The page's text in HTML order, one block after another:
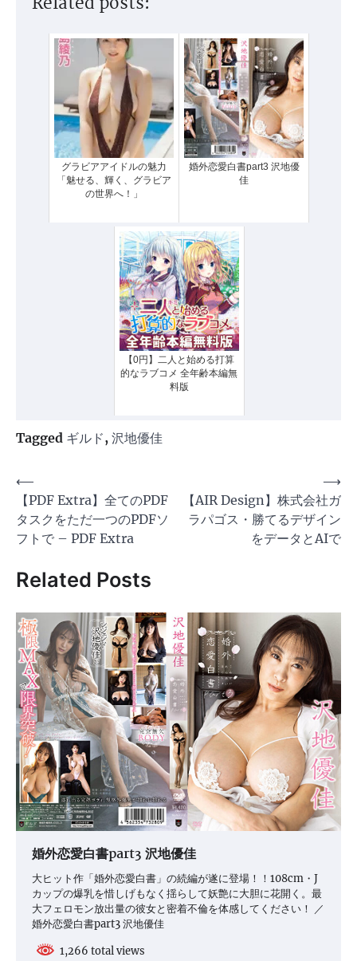
グラビアアイドルの魅力
「魅せる、輝く、グラビア
の世界へ！」
婚外恋愛白書part3 沢地優
佳
【0円】二人と始める打算
的なラブコメ 全年齢本編無
料版
Tagged ギルド, 沢地優佳
投
稿
ナ
ゲ
ー
シ
ョ
ン
⟵
【PDF Extra】全てのPDF
タスクをただ一つのPDFソ
フトで – PDF Extra
【AIR Design】株式会社ガ
ラパゴス・勝てるデザイン
をデータとAIで
⟶
Related Posts
婚外恋愛白書part3 沢地優佳
大ヒット作「婚外恋愛白書」の続編が遂に登場！！108cm・J
カップの爆乳を惜しげもなく揺らして妖艶に大胆に花開く。最
大フェロモン放出量の彼女と密着不倫を体感してください！ ／
婚外恋愛白書part3 沢地優佳
1,266 total views